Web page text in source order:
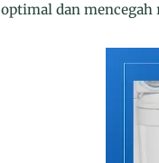
optimal dan